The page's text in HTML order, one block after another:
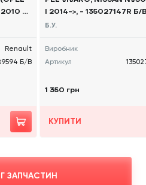
2010 -,
Renault
Б/В
I 2014->, - 135027147R Б/
Б.У.
Виробник
Артикул
1 350 грн
КУПИТИ
ЗАПЧАСТИН